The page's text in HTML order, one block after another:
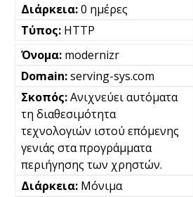
0 ημέρες
HTTP
modernizr
serving-sys.com
Ανιχνεύει αυτόματα
τη διαθεσιμότητα
τεχνολογιών ιστού επόμενης
γενιάς στα προγράμματα
περιήγησης των χρηστών.
Μόνιμα